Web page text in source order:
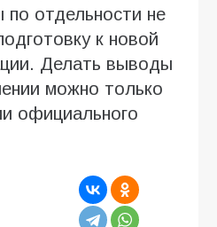
по отдельности не
к новой
Делать выводы
можно только
официального